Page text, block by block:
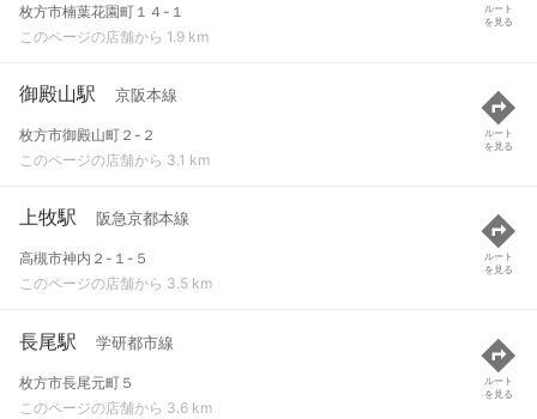
枚方市楠葉花園町１４-１
このページの店舗から 1.9 km
ルート
を見る
御殿山駅 京阪本線
枚方市御殿山町２-２
このページの店舗から 3.1 km
ルート
を見る
上牧駅 阪急京都本線
高槻市神内２-１-５
このページの店舗から 3.5 km
ルート
を見る
長尾駅 学研都市線
枚方市長尾元町５
このページの店舗から 3.6 km
ルート
を見る